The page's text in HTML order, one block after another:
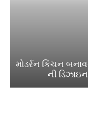
મોડર્રન કિચન
ની